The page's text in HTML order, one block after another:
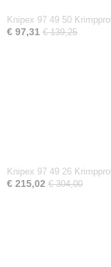
Knipex 97 49 50
€ 97,31 € 139,25
Knipex 97 49 26
€ 215,02 € 304,00